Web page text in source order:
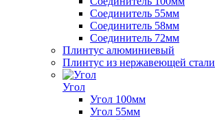
Соединитель 55мм
Соединитель 58мм
Соединитель 72мм
Плинтус алюминиевый
Плинтус из нержавеющей стали
Угол
Угол 100мм
Угол 55мм